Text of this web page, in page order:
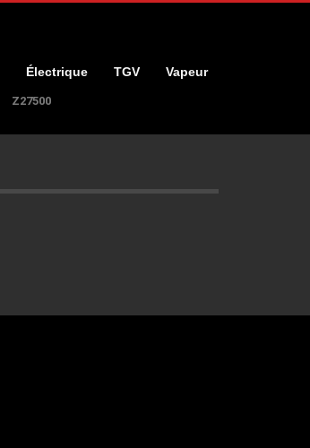
Électrique TGV Vapeur
Z27500